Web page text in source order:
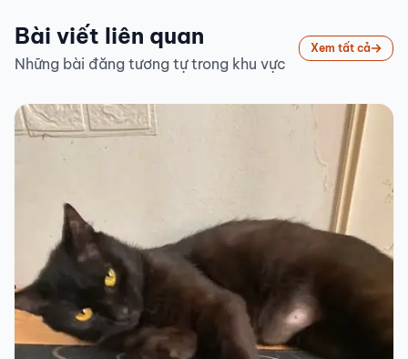
Bài viết liên quan
Những bài đăng tương tự trong khu vực
Xem tất cả